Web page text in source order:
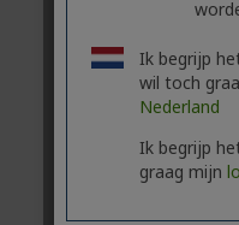
Ik begrijp
wil toch
Nederland
Ik begrijp
graag mijn